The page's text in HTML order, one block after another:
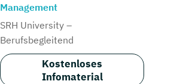
Management
SRH University –
Berufsbegleitend
Kostenloses
Infomaterial